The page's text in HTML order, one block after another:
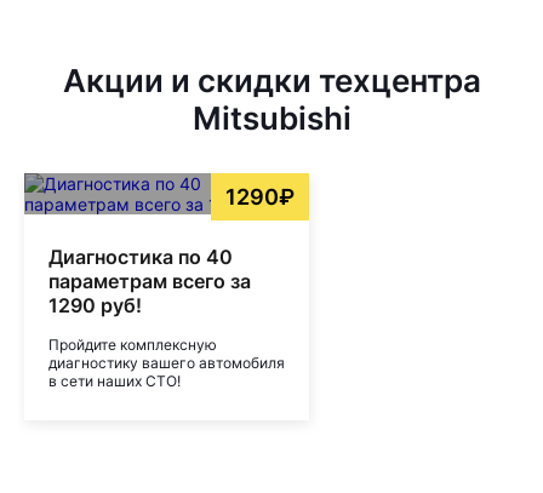
Акции и скидки техцентра
Mitsubishi
1290₽
Диагностика по 40
параметрам всего за
1290 руб!
Пройдите комплексную
диагностику вашего автомобиля
в сети наших СТО!